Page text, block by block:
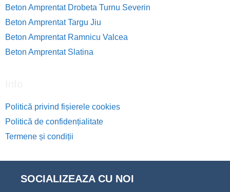
Beton Amprentat Drobeta Turnu Severin
Beton Amprentat Targu Jiu
Beton Amprentat Ramnicu Valcea
Beton Amprentat Slatina
Politică privind fișierele cookies
Politică de confidențialitate
Termene și condiții
SOCIALIZEAZA CU NOI